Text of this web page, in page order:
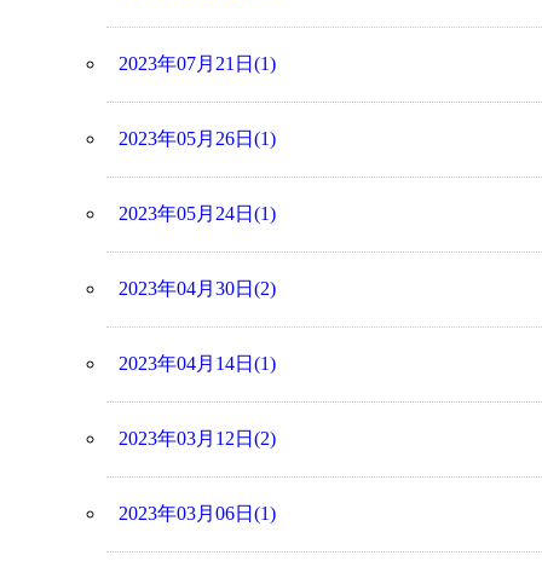
2023年07月21日(1)
2023年05月26日(1)
2023年05月24日(1)
2023年04月30日(2)
2023年04月14日(1)
2023年03月12日(2)
2023年03月06日(1)